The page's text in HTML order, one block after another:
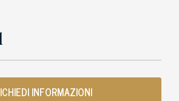
INFORMAZIONI